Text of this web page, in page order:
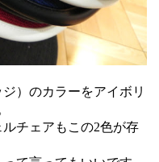
）のカラーをアイボリ
チェアもこの2色が存